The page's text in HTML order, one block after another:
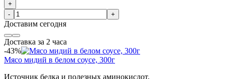
+
-
+
Доставим сегодня
Доставка за 2 часа
-43%
Мясо мидий в белом соусе, 300г
Источник белка и полезных аминокислот.